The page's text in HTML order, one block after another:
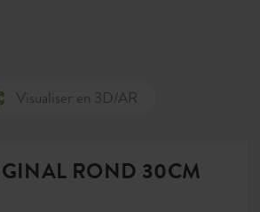
ROND 30CM
Visualiser en 3D/AR